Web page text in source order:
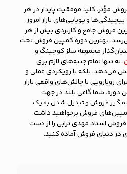
مؤثر، کلید موفقیت پایدار در هر
و پویایی‌های بازار امروز،
فروش جامع و کاربردی بیش از هر
بهترین دوره کمپین فروش تحت
مجموعه سلز کوچینگ و
، نه تنها تمام جنبه‌های لازم برای
می‌دهد، بلکه با رویکردی عملی و
رویارویی با چالش‌های واقعی بازار
دوره، شما گامی بلند در جهت
فروش و تبدیل شدن به یک
فروش برخواهید داشت.
استاد مهدی ترابی را از دست
در دنیای فروش آماده کنید.